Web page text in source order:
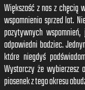
Większość z nas z chęcią
wspomnienia sprzed lat.
pozytywnych
odpowiedni bodziec.
które niegdyś
Wystarczy że wybierzesz
piosenek z tego okresu